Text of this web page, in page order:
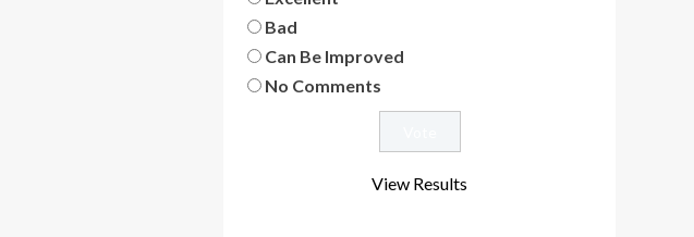
Bad
Can Be Improved
No Comments
View Results